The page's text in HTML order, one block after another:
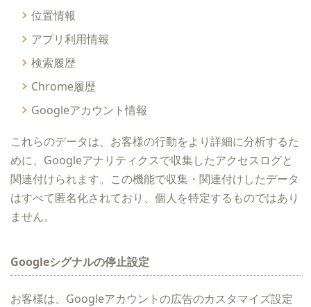
位置情報
アプリ利用情報
検索履歴
Chrome履歴
Googleアカウント情報
これらのデータは、お客様の行動をより詳細に分析するた
めに、Googleアナリティクスで収集したアクセスログと
関連付けられます。この機能で収集・関連付けしたデータ
はすべて匿名化されており、個人を特定するものではあり
ません。
Googleシグナルの停止設定
お客様は、Googleアカウントの広告のカスタマイズ設定